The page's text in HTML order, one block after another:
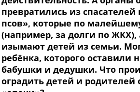
превратились из
псов», которые по
(например, за долги по ЖКХ),
изымают детей из семьи.
ребёнка, которого оставили
бабушки и дедушки. Что
оградить детей и родителей